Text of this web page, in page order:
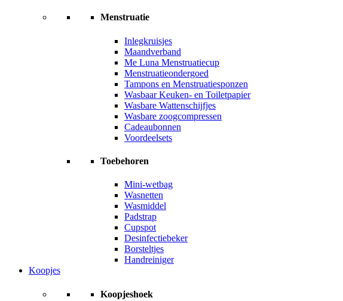
Menstruatie
Inlegkruisjes
Maandverband
Me Luna Menstruatiecup
Menstruatieondergoed
Tampons en Menstruatiesponzen
Wasbaar Keuken- en Toiletpapier
Wasbare Wattenschijfjes
Wasbare zoogcompressen
Cadeaubonnen
Voordeelsets
Toebehoren
Mini-wetbag
Wasnetten
Wasmiddel
Padstrap
Cupspot
Desinfectiebeker
Borsteltjes
Handreiniger
Koopjes
Koopjeshoek